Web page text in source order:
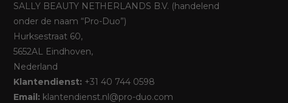
SALLY BEAUTY NETHERLANDS B.V. (handelend
onder de naam “Pro-Duo”)
Hurksestraat 60,
5652AL Eindhoven,
Nederland
Klantendienst: +31 40 744 0598
Email: klantendienst.nl@pro-duo.com